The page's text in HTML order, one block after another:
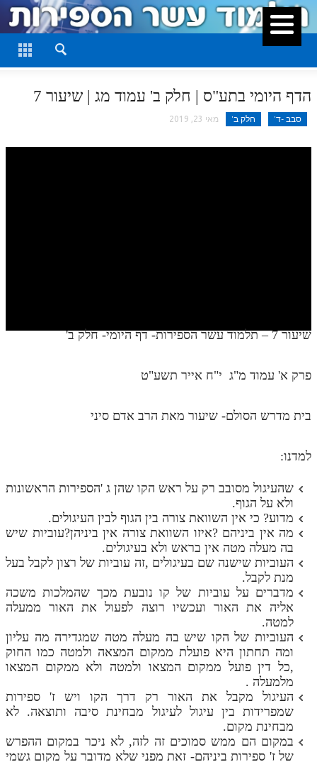
סגור
חלק ב
חלק יב
חלק טו
בית שער הכוונות
שידור חי
הזמן סט תע"ס
הזמן סט תלמוד עשר הספירות
ספרים להורדה
מנוע חיפוש בספרים
תלמוד עשר הספירות בעיון
תלמוד עשר הספירות חלק א
תע"ס חלק ב' עיון
הדף היומי בתע"ס | חלק ב' עמוד מג | שיעור 7
סבב -ד' חלק ב' מאי 23, 2019
שיעור 7 – תלמוד עשר הספירות- דף היומי- חלק ב'
פרק א' עמוד מ"ג י"ח אייר תשע"ט
בית מדרש הסולם- שיעור מאת הרב אדם סיני
למדנו:
שהעיגול מסובב רק על ראש הקו שהן ג 'הספירות הראשונות
ולא על הגוף.
מדוע? כי אין השוואת צורה בין הגוף לבין העיגולים.
מה אין ביניהם ?איזו השוואת צורה אין ביניהן?עוביות שיש
בה מעלה מטה אין בראש ולא בעיגולים.
העוביות שישנה שם בעיגולים ,זה עוביות של רצון לקבל בעל
מנת לקבל.
מדברים על עוביות של קו נובעת מכך שהמלכות משכה
אליה את האור ועכשיו רוצה לפעול את האור ממעלה
למטה.
העוביות של הקו שיש בה מעלה מטה שמגדירה מה עליון
ומה תחתון היא פועלת ממקום המצאה ולמטה כמו החוק
,כל דין פועל ממקום המצאו ולמטה ולא ממקום המצאו
מלמעלה .
העיגול מקבל את האור רק דרך הקו ויש ז' ספירות
שמפרידות בין עיגול לעיגול מבחינת סיבה ותוצאה. לא
מבחינת מקום.
במקום הם ממש סמוכים זה לזה, לא ניכר במקום ההפרש
של ז' ספירות ביניהם- זאת מפני שלא מדובר על מקום גשמי